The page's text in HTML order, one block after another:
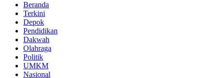
Beranda
Terkini
Depok
Pendidikan
Dakwah
Olahraga
Politik
UMKM
Nasional